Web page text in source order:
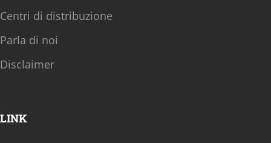
Centri di distribuzione
Parla di noi
Disclaimer
LINK